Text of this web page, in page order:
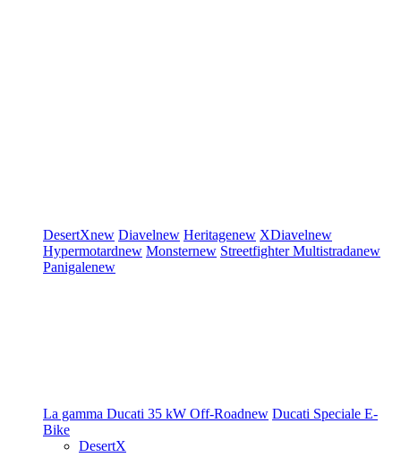
DesertXnew Diavelnew Heritagenew XDiavelnew
Hypermotardnew Monsternew StreetfighterMultistradanew
Panigalenew
La gamma Ducati 35 kW Off-Roadnew Ducati Speciale E-
Bike
DesertX